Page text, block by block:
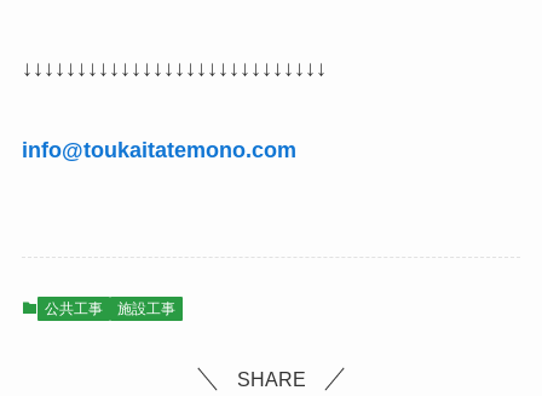
↓↓↓↓↓↓↓↓↓↓↓↓↓↓↓↓↓↓↓↓↓↓↓↓↓↓↓↓
info@toukaitatemono.com
公共工事 施設工事
SHARE